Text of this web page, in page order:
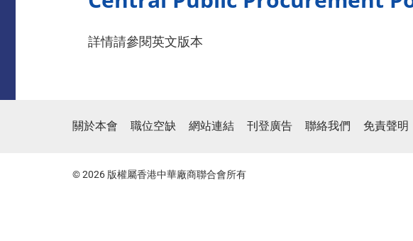
詳情請參閱英文版本
關於本會 職位空缺 網站連結 刊登廣告 聯絡我們 免責聲明
© 2026 版權屬香港中華廠商聯合會所有